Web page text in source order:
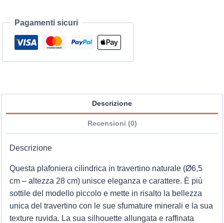
Pagamenti sicuri
Descrizione
Recensioni (0)
Descrizione
Questa plafoniera cilindrica in travertino naturale (Ø6,5
cm – altezza 28 cm) unisce eleganza e carattere. È più
sottile del modello piccolo e mette in risalto la bellezza
unica del travertino con le sue sfumature minerali e la sua
texture ruvida. La sua silhouette allungata e raffinata